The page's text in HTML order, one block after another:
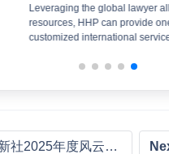
Leveraging the global lawyer
resources, HHP can provide
customized international
云榜：出海服务律师20佳”